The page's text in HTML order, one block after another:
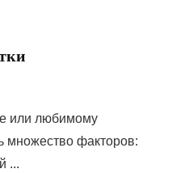
или любимому
множество факторов:
...